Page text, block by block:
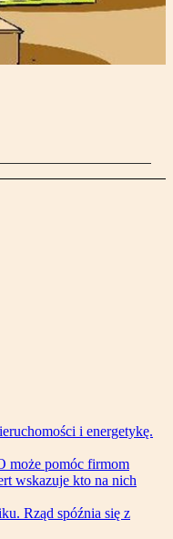
i energetykę.
może pomóc firmom
wskazuje kto na nich
Rząd spóźnia się z